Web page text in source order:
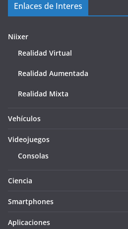
Enlaces de Interes
Niixer
Realidad Virtual
Realidad Aumentada
Realidad Mixta
Vehículos
Videojuegos
Consolas
Ciencia
Smartphones
Aplicaciones